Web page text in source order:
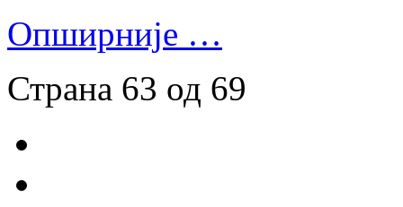
Опширније …
Страна 63 од 69